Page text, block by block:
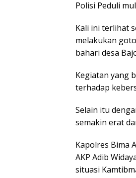
Polisi Peduli
Kali ini terlihat
melakukan
bahari desa
Kegiatan yang
terhadap
Selain itu
semakin erat
Kapolres Bima
AKP Adib
situasi